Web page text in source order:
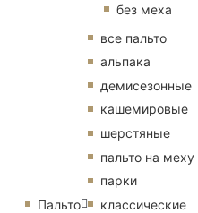
без меха
Пальто
все пальто
альпака
демисезонные
кашемировые
шерстяные
пальто на меху
парки
классические